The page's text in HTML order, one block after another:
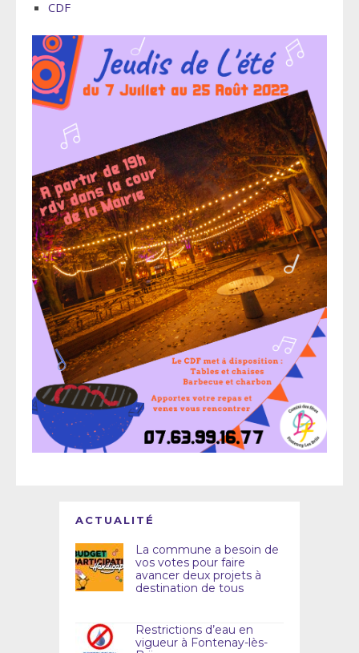
CDF
ACTUALITÉ
La commune a besoin de
vos votes pour faire
avancer deux projets à
destination de tous
Restrictions d’eau en
vigueur à Fontenay-lès-